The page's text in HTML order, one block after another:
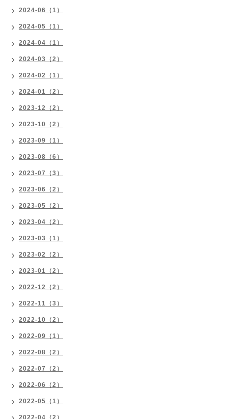
2024-06（1）
2024-05（1）
2024-04（1）
2024-03（2）
2024-02（1）
2024-01（2）
2023-12（2）
2023-10（2）
2023-09（1）
2023-08（6）
2023-07（3）
2023-06（2）
2023-05（2）
2023-04（2）
2023-03（1）
2023-02（2）
2023-01（2）
2022-12（2）
2022-11（3）
2022-10（2）
2022-09（1）
2022-08（2）
2022-07（2）
2022-06（2）
2022-05（1）
2022-04（2）